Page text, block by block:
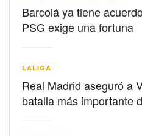
Barcolá ya tiene
PSG exige una fortuna
LALIGA
Real Madrid aseguró a
batalla más importante